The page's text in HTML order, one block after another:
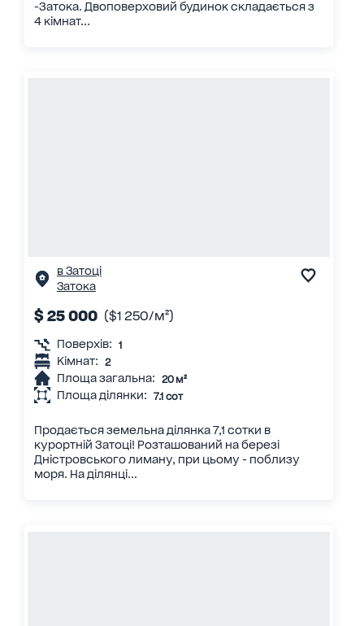
-Затока. Двоповерховий будинок складається з
4 кімнат...
в Затоці
Затока
$ 25 000 ($1 250/м²)
Поверхів: 1
Кімнат: 2
Площа загальна: 20 м²
Площа ділянки: 7.1 сот
Продається земельна ділянка 7,1 сотки в
курортній Затоці! Розташований на березі
Дністровського лиману, при цьому - поблизу
моря. На ділянці...